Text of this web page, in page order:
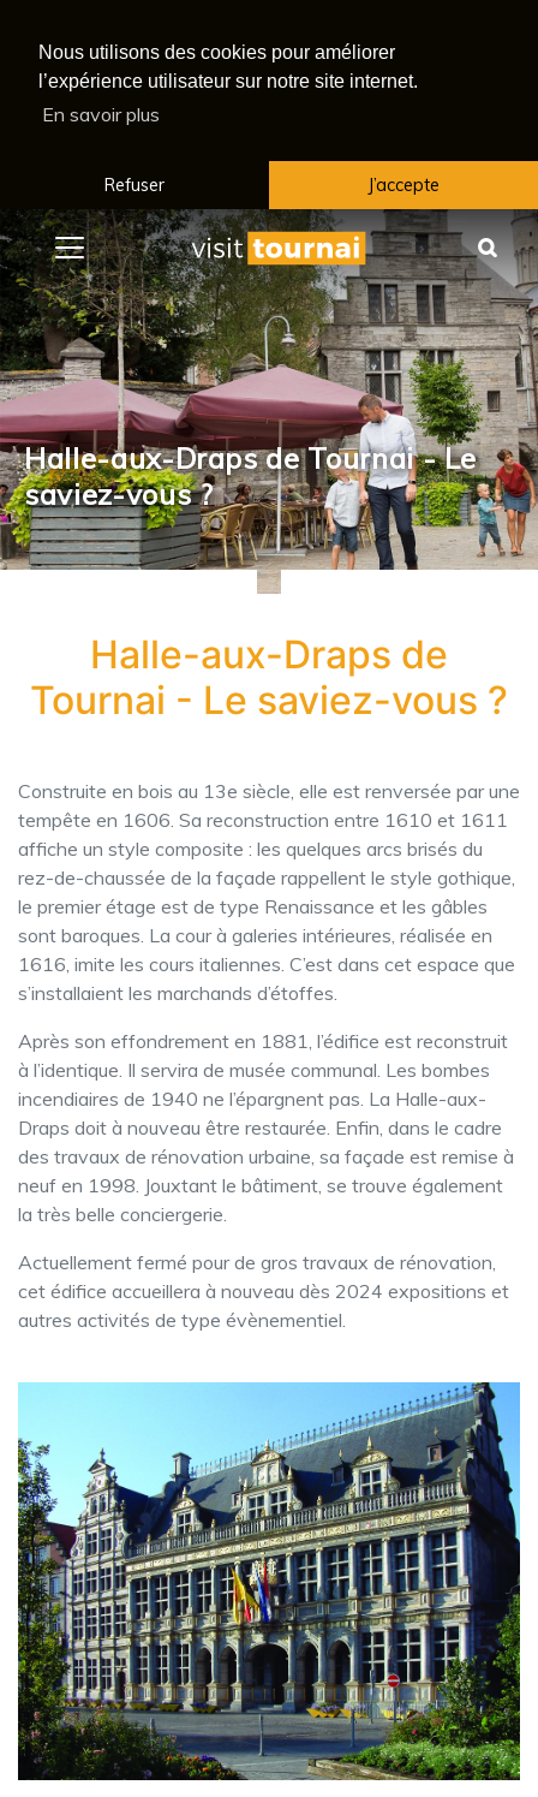
Nous utilisons des cookies pour améliorer
l’expérience utilisateur sur notre site internet.
En savoir plus
Refuser J’accepte
Halle-aux-Draps de Tournai - Le
saviez-vous ?
Menu
Halle-aux-Draps de
Tournai - Le saviez-vous ?
Construite en bois au 13e siècle, elle est renversée par une
tempête en 1606. Sa reconstruction entre 1610 et 1611
affiche un style composite : les quelques arcs brisés du
rez-de-chaussée de la façade rappellent le style gothique,
le premier étage est de type Renaissance et les gâbles
sont baroques. La cour à galeries intérieures, réalisée en
1616, imite les cours italiennes. C’est dans cet espace que
s’installaient les marchands d’étoffes.
Après son effondrement en 1881, l’édifice est reconstruit
à l’identique. Il servira de musée communal. Les bombes
incendiaires de 1940 ne l’épargnent pas. La Halle-aux-
Draps doit à nouveau être restaurée. Enfin, dans le cadre
des travaux de rénovation urbaine, sa façade est remise à
neuf en 1998. Jouxtant le bâtiment, se trouve également
la très belle conciergerie.
Actuellement fermé pour de gros travaux de rénovation,
cet édifice accueillera à nouveau dès 2024 expositions et
autres activités de type évènementiel.